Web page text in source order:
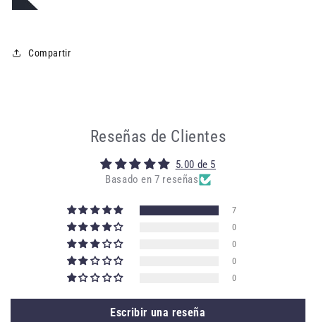
Compartir
Reseñas de Clientes
5.00 de 5
Basado en 7 reseñas
7
0
0
0
0
Escribir una reseña